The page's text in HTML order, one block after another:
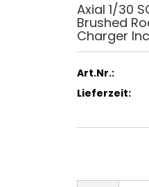
Axial 1/30
Brushed
Charger
Art.Nr.:
Lieferzeit: